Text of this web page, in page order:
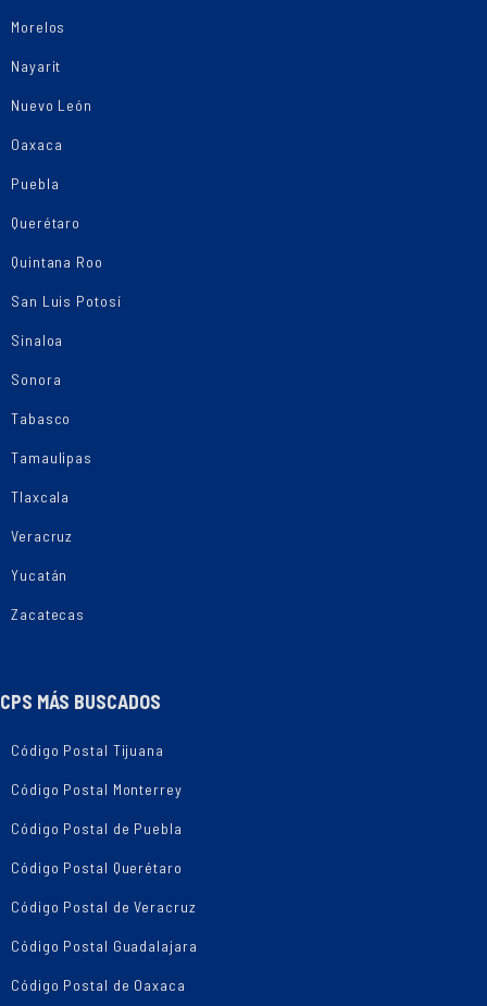
Morelos
Nayarit
Nuevo León
Oaxaca
Puebla
Querétaro
Quintana Roo
San Luis Potosí
Sinaloa
Sonora
Tabasco
Tamaulipas
Tlaxcala
Veracruz
Yucatán
Zacatecas
CPS MÁS BUSCADOS
Código Postal Tijuana
Código Postal Monterrey
Código Postal de Puebla
Código Postal Querétaro
Código Postal de Veracruz
Código Postal Guadalajara
Código Postal de Oaxaca